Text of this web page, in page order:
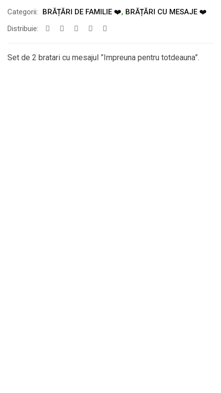
Categorii:
BRĂȚĂRI DE FAMILIE ❤️, BRĂȚĂRI CU MESAJE ❤️
Distribuie:
Set de 2 bratari cu mesajul ”Impreuna pentru totdeauna”.